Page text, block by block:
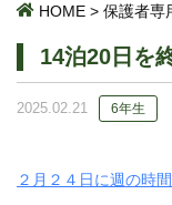
HOME > 保護者専
14泊20日を
2025.02.21 6年生
２月２４日に週の時